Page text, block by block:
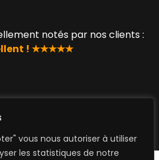
vous nous autoriser à utiliser
les statistiques de notre
notés par nos clients :
! ★★★★★
geek.com par QUEEN TOYS